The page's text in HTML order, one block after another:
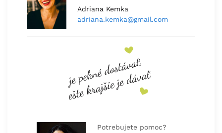
Adriana Kemka
adriana.kemka@gmail.com
Potrebujete pomoc?